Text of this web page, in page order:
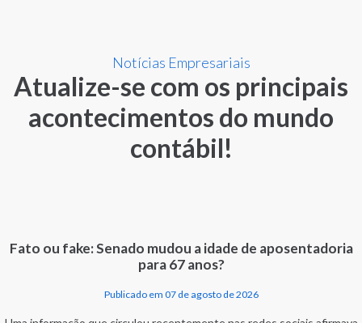
Notícias Empresariais
Atualize-se com os principais
acontecimentos do mundo
contábil!
Fato ou fake: Senado mudou a idade de aposentadoria
para 67 anos?
Publicado em 07 de agosto de 2026